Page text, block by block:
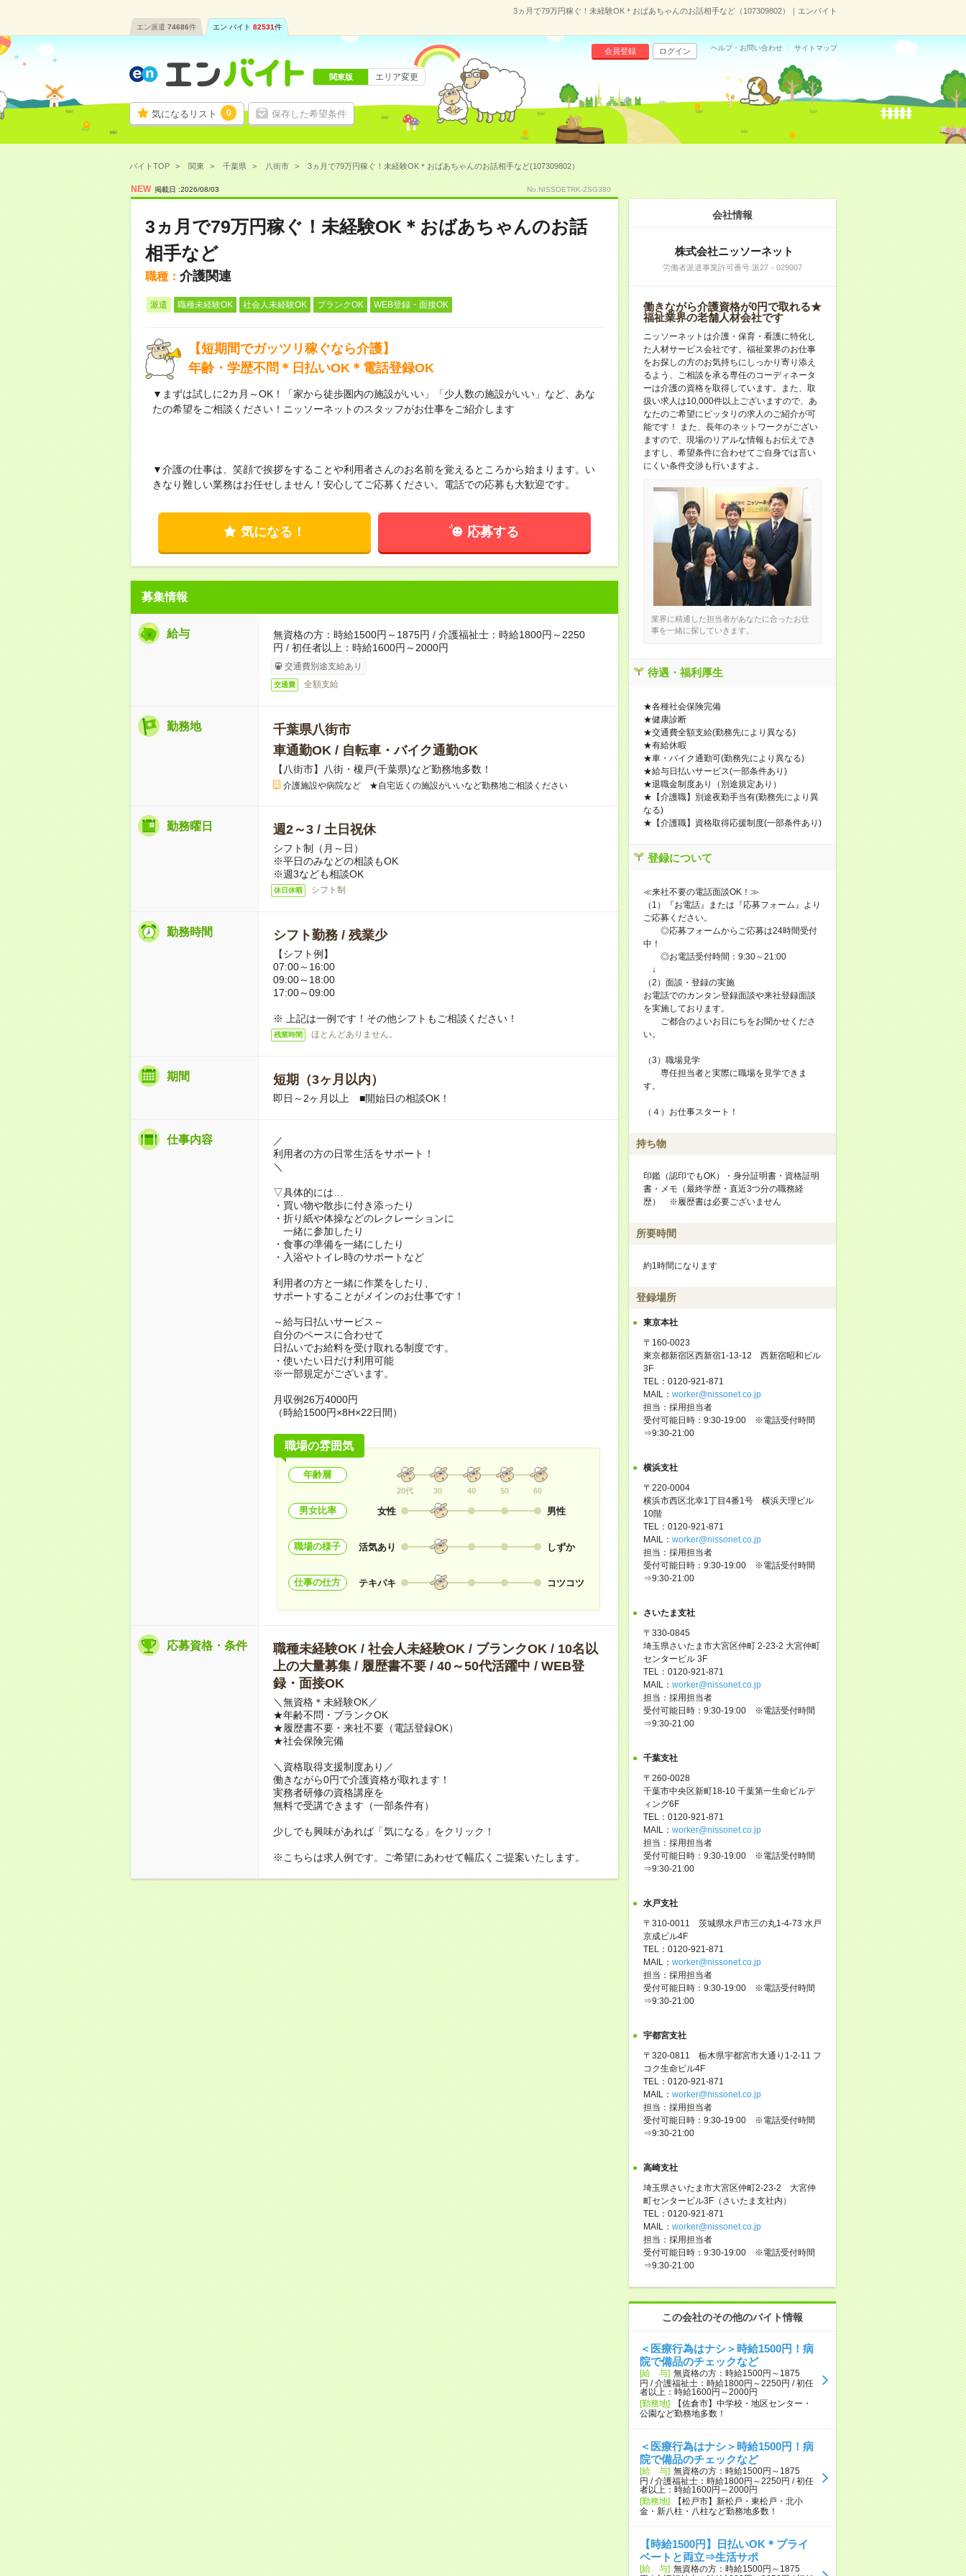
3ヵ月で79万円稼ぐ！未経験OK＊おばあちゃんのお話相手など（107309802）｜エンバイト
エン派遣 74686件 エン バイト 82531件
気になるリスト 0 保存した希望条件
会員登録 ログイン ヘルプ・お問い合わせ サイトマップ
関東版 エリア変更
バイトTOP 関東 千葉県 八街市 3ヵ月で79万円稼ぐ！未経験OK＊おばあちゃんのお話相手など(107309802）
NEW 掲載日 :2026/08/03 No.NISSOETRK-2SG380
3ヵ月で79万円稼ぐ！未経験OK＊おばあちゃんのお話
相手など
職種： 介護関連
派遣 職種未経験OK 社会人未経験OK ブランクOK WEB登録・面接OK
【短期間でガッツリ稼ぐなら介護】
年齢・学歴不問＊日払いOK＊電話登録OK
▼まずは試しに2カ月～OK！「家から徒歩圏内の施設がいい」「少人数の施設がいい」など、あな
たの希望をご相談ください！ニッソーネットのスタッフがお仕事をご紹介します
▼介護の仕事は、笑顔で挨拶をすることや利用者さんのお名前を覚えるところから始まります。い
きなり難しい業務はお任せしません！安心してご応募ください。電話での応募も大歓迎です。
気になる！ 応募する
募集情報
給与
無資格の方：時給1500円～1875円 / 介護福祉士：時給1800円～2250
円 / 初任者以上：時給1600円～2000円
交通費別途支給あり
交通費 全額支給
勤務地
千葉県八街市
車通勤OK / 自転車・バイク通勤OK
【八街市】八街・榎戸(千葉県)など勤務地多数！
介護施設や病院など ★自宅近くの施設がいいなど勤務地ご相談ください
勤務曜日 週2～3 / 土日祝休
シフト制（月～日）
※平日のみなどの相談もOK
※週3なども相談OK
休日休暇 シフト制
勤務時間 シフト勤務 / 残業少
【シフト例】
07:00～16:00
09:00～18:00
17:00～09:00
※ 上記は一例です！その他シフトもご相談ください！
残業時間 ほとんどありません。
期間 短期（3ヶ月以内）
即日～2ヶ月以上 ■開始日の相談OK！
仕事内容
／
利用者の方の日常生活をサポート！
＼
▽具体的には…
・買い物や散歩に付き添ったり
・折り紙や体操などのレクレーションに
一緒に参加したり
・食事の準備を一緒にしたり
・入浴やトイレ時のサポートなど
利用者の方と一緒に作業をしたり、
サポートすることがメインのお仕事です！
～給与日払いサービス～
自分のペースに合わせて
日払いでお給料を受け取れる制度です。
・使いたい日だけ利用可能
※一部規定がございます。
月収例26万4000円
（時給1500円×8H×22日間）
職場の雰囲気
年齢層
20代 30 40 50 60
男女比率 女性 男性
職場の様子 活気あり しずか
仕事の仕方 テキパキ コツコツ
応募資格・条件
職種未経験OK / 社会人未経験OK / ブランクOK / 10名以
上の大量募集 / 履歴書不要 / 40～50代活躍中 / WEB登
録・面接OK
＼無資格＊未経験OK／
★年齢不問・ブランクOK
★履歴書不要・来社不要（電話登録OK）
★社会保険完備
＼資格取得支援制度あり／
働きながら0円で介護資格が取れます！
実務者研修の資格講座を
無料で受講できます（一部条件有）
少しでも興味があれば「気になる」をクリック！
※こちらは求人例です。ご希望にあわせて幅広くご提案いたします。
会社情報
株式会社ニッソーネット
労働者派遣事業許可番号:派27－029007
働きながら介護資格が0円で取れる★
福祉業界の老舗人材会社です
ニッソーネットは介護・保育・看護に特化し
た人材サービス会社です。福祉業界のお仕事
をお探しの方のお気持ちにしっかり寄り添え
るよう、ご相談を承る専任のコーディネータ
ーは介護の資格を取得しています。また、取
扱い求人は10,000件以上ございますので、あ
なたのご希望にピッタリの求人のご紹介が可
能です！ また、長年のネットワークがござい
ますので、現場のリアルな情報もお伝えでき
ますし、希望条件に合わせてご自身では言い
にくい条件交渉も行いますよ。
業界に精通した担当者があなたに合ったお仕
事を一緒に探していきます。
待遇・福利厚生
★各種社会保険完備
★健康診断
★交通費全額支給(勤務先により異なる)
★有給休暇
★車・バイク通勤可(勤務先により異なる)
★給与日払いサービス(一部条件あり)
★退職金制度あり（別途規定あり）
★【介護職】別途夜勤手当有(勤務先により異
なる)
★【介護職】資格取得応援制度(一部条件あり)
登録について
≪来社不要の電話面談OK！≫
（1）『お電話』または『応募フォーム』より
ご応募ください。
◎応募フォームからご応募は24時間受付
中！
◎お電話受付時間：9:30～21:00
↓
（2）面談・登録の実施
お電話でのカンタン登録面談や来社登録面談
を実施しております。
ご都合のよいお日にちをお聞かせくださ
い。
（3）職場見学
専任担当者と実際に職場を見学できま
す。
（４）お仕事スタート！
持ち物
印鑑（認印でもOK）・身分証明書・資格証明
書・メモ（最終学歴・直近3つ分の職務経
歴） ※履歴書は必要ございません
所要時間
約1時間になります
登録場所
東京本社
〒160-0023
東京都新宿区西新宿1-13-12 西新宿昭和ビル
3F
TEL：0120-921-871
MAIL： worker@nissonet.co.jp
担当：採用担当者
受付可能日時：9:30-19:00 ※電話受付時間
⇒9:30-21:00
横浜支社
〒220-0004
横浜市西区北幸1丁目4番1号 横浜天理ビル
10階
TEL：0120-921-871
MAIL： worker@nissonet.co.jp
担当：採用担当者
受付可能日時：9:30-19:00 ※電話受付時間
⇒9:30-21:00
さいたま支社
〒330-0845
埼玉県さいたま市大宮区仲町 2-23-2 大宮仲町
センタービル 3F
TEL：0120-921-871
MAIL： worker@nissonet.co.jp
担当：採用担当者
受付可能日時：9:30-19:00 ※電話受付時間
⇒9:30-21:00
千葉支社
〒260-0028
千葉市中央区新町18-10 千葉第一生命ビルデ
ィング6F
TEL：0120-921-871
MAIL： worker@nissonet.co.jp
担当：採用担当者
受付可能日時：9:30-19:00 ※電話受付時間
⇒9:30-21:00
水戸支社
〒310-0011 茨城県水戸市三の丸1-4-73 水戸
京成ビル4F
TEL：0120-921-871
MAIL： worker@nissonet.co.jp
担当：採用担当者
受付可能日時：9:30-19:00 ※電話受付時間
⇒9:30-21:00
宇都宮支社
〒320-0811 栃木県宇都宮市大通り1-2-11 フ
コク生命ビル4F
TEL：0120-921-871
MAIL： worker@nissonet.co.jp
担当：採用担当者
受付可能日時：9:30-19:00 ※電話受付時間
⇒9:30-21:00
高崎支社
埼玉県さいたま市大宮区仲町2-23-2 大宮仲
町センタービル3F（さいたま支社内）
TEL：0120-921-871
MAIL： worker@nissonet.co.jp
担当：採用担当者
受付可能日時：9:30-19:00 ※電話受付時間
⇒9:30-21:00
この会社のその他のバイト情報
＜医療行為はナシ＞時給1500円！病
院で備品のチェックなど
[給 与] 無資格の方：時給1500円～1875
円 / 介護福祉士：時給1800円～2250円 / 初任
者以上：時給1600円～2000円
[勤務地]
【佐倉市】中学校・地区センター・
公園など勤務地多数！
＜医療行為はナシ＞時給1500円！病
院で備品のチェックなど
[給 与] 無資格の方：時給1500円～1875
円 / 介護福祉士：時給1800円～2250円 / 初任
者以上：時給1600円～2000円
[勤務地]
【松戸市】新松戸・東松戸・北小
金・新八柱・八柱など勤務地多数！
【時給1500円】日払いOK＊プライ
ベートと両立⇒生活サポ
[給 与] 無資格の方：時給1500円～1875